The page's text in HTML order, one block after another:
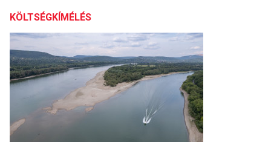
KÖLTSÉGKÍMÉLÉS